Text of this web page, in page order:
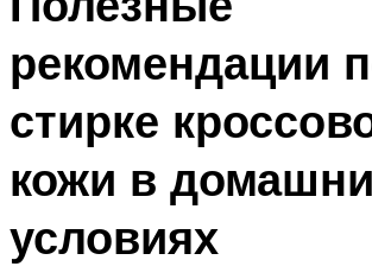
рекомендации
стирке
кожи в
условиях